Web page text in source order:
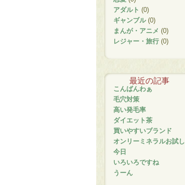
アダルト (0)
ギャンブル (0)
まんが・アニメ (0)
レジャー・旅行 (0)
最近の記事
こんばんわぁ
毛穴対策
高い発毛率
ダイエット茶
買いやすいブランド
オンリーミネラルお試し
今日
いろいろですね
うーん